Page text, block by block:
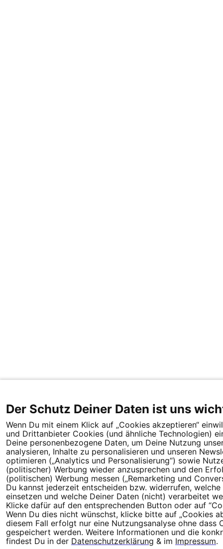
Der Schutz Deiner Daten ist uns
Wenn Du mit einem Klick auf „Cookies akzeptieren“
und Drittanbieter Cookies (und ähnliche Technologien)
Deine personenbezogene Daten, um Deine Nutzung
analysieren, Inhalte zu personalisieren und unseren
optimieren („Analytics und Personalisierung“) sowie
(politischer) Werbung wieder anzusprechen und den
(politischen) Werbung messen („Remarketing und
Du kannst jederzeit entscheiden bzw. widerrufen,
einsetzen und welche Deiner Daten (nicht) verarbeitet
Klicke dafür auf den entsprechenden Button oder auf
Wenn Du dies nicht wünschst, klicke bitte auf „Cookies
diesem Fall erfolgt nur eine Nutzungsanalyse ohne dass
gespeichert werden. Weitere Informationen und die
findest Du in der Datenschutzerklärung & im Impressum.